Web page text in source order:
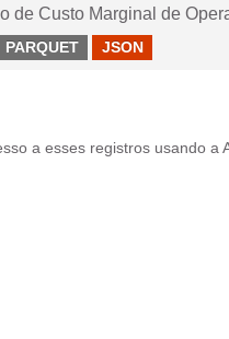
de Custo Marginal de
PARQUET JSON
a esses registros usando a